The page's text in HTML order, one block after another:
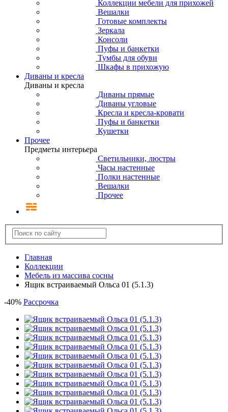
Коллекции мебели для прихожей
Вешалки
Готовые комплекты
Зеркала
Консоли
Пуфы и банкетки
Тумбы для обуви
Шкафы в прихожую
Диваны и кресла
Диваны и кресла
Диваны прямые
Диваны угловые
Кресла и кресла-кровати
Пуфы и банкетки
Кушетки
Прочее
Предметы интерьера
Светильники, люстры
Часы настенные
Полки настенные
Вешалки
Прочее
Главная
Коллекции
Мебель из массива сосны
Ящик встраиваемый Ольса 01 (5.1.3)
-40% Рассрочка